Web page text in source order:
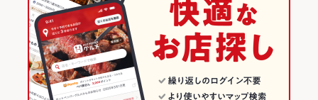
北海道 武蔵小杉タワープレイス店
北海道 目黒西口店
北の味紀行と地酒 北海道 大崎ゲートシティ店
和食全般
広島駅・横川・その他広島市内 × 和食
広島駅・横川・その他広島市内 × 和食全般
広島 × 居酒屋
広島 × 和風
広島 × 和食
広島駅・横川・その他広島市内の居酒屋ランキング
広島駅のグルメランキング
広島駅の居酒屋ランキング